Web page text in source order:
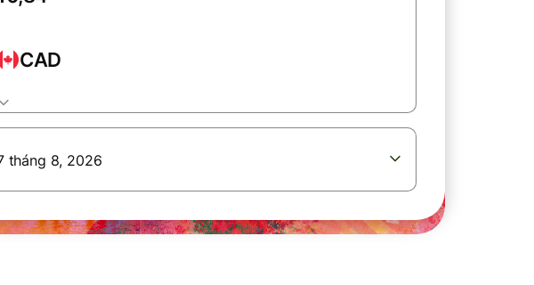
CAD
tháng 8, 2026